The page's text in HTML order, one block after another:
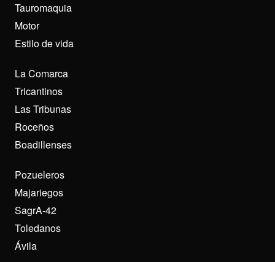
Tauromaquia
Motor
Estilo de vida
La Comarca
Tricantinos
Las Tribunas
Roceños
Boadillenses
Pozueleros
Majariegos
SagrA-42
Toledanos
Ávila